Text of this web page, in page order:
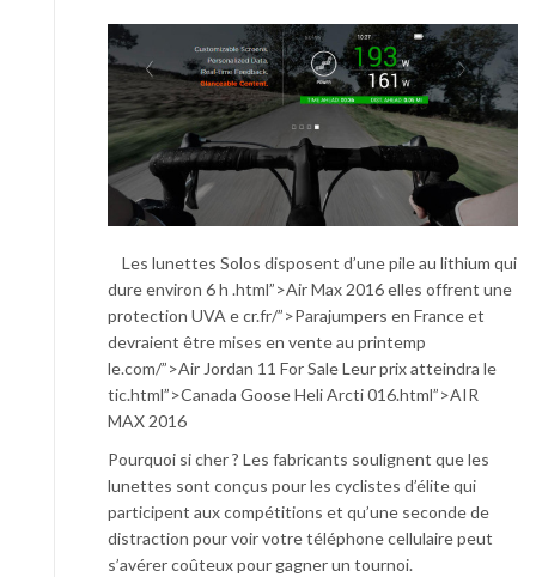
Les lunettes Solos disposent d’une pile au lithium qui
dure environ 6 h .html”>Air Max 2016 elles offrent une
protection UVA e cr.fr/”>Parajumpers en France et
devraient être mises en vente au printemp
le.com/”>Air Jordan 11 For Sale Leur prix atteindra le
tic.html”>Canada Goose Heli Arcti 016.html”>AIR
MAX 2016
Pourquoi si cher ? Les fabricants soulignent que les
lunettes sont conçus pour les cyclistes d’élite qui
participent aux compétitions et qu’une seconde de
distraction pour voir votre téléphone cellulaire peut
s’avérer coûteux pour gagner un tournoi.